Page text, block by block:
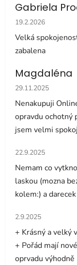
Gabriela
Hodnocení
19.2.2026
Velká
zabalena
Magdaléna
Hodnocení
29.11.2025
Nenakupuji
opravdu ochotný
jsem velmi
Hodnocení
22.9.2025
Nemam co
laskou (mozna
kolem:) a
Hodnocení
2.9.2025
+ Krásný a velký
+ Pořád mají
oprvadu výhodně